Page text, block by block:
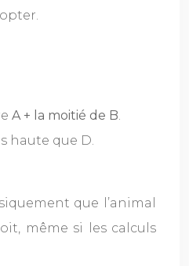
A + la moitié de B.
haute que D.
que l’animal
même si les calculs